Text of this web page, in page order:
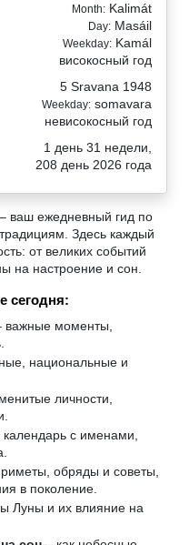
Month: Kalimát
Day: Masáil
Weekday: Kamál
високосный год
5 Sravana 1948
Weekday: somavara
невисокосный год
1 день 31 недели,
208 день 2026 года
– ваш ежедневный гид по
Здесь каждый
от великих событий
на настроение и сон.
сегодня:
важные моменты,
национальные и
личности,
с именами,
обряды и советы,
в поколение.
Луны и их влияние на